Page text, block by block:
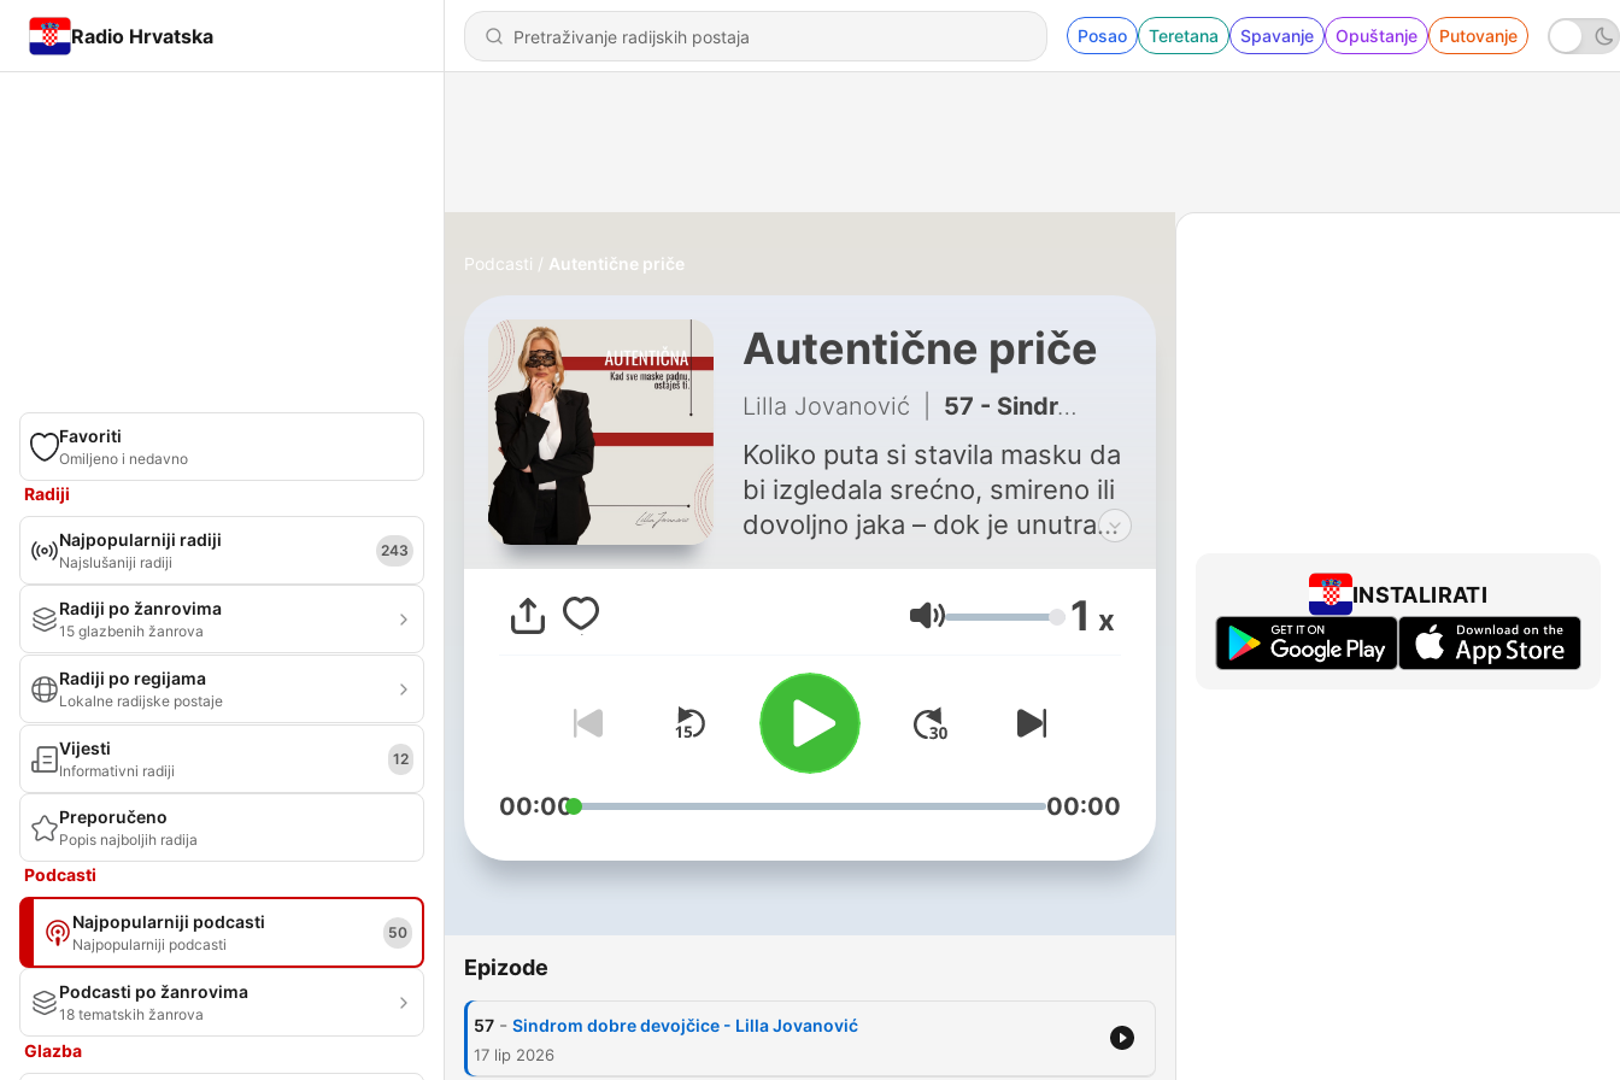
Radio Hrvatska Posao Teretana Spavanje Opuštanje Putovanje
Favoriti
Omiljeno i nedavno
Radiji
Najpopularniji radiji
Najslušaniji radiji
243
Radiji po žanrovima
15 glazbenih žanrova
Radiji po regijama
Lokalne radijske postaje
Vijesti
Informativni radiji
12
Preporučeno
Popis najboljih radija
Podcasti
Najpopularniji podcasti
Najpopularniji podcasti
50
Podcasti po žanrovima
18 tematskih žanrova
Glazba
Podcasti Autentične priče
Autentične priče
Lilla Jovanović 57 - Sindrom dobre devojčice - Lilla Jovanović
Koliko puta si stavila masku da
bi izgledala srećno, smireno ili
dovoljno jaka – dok je unutra
prostor gde maske skidamo
polako, sloj po sloj. Gde je
lek. Zato što tek kad
prestanemo da glumimo,
počinjemo zaista da živimo.
Glasnoća 1 x
00:00 00:00
Epizode
57 - Sindrom dobre devojčice - Lilla Jovanović
17 lip 2026
INSTALIRATI